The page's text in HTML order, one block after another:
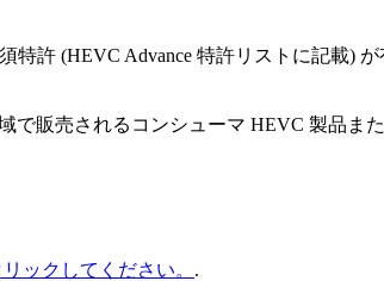
許 (HEVC Advance 特許リストに記載)
販売されるコンシューマ HEVC 製品ま
ックしてください。 .